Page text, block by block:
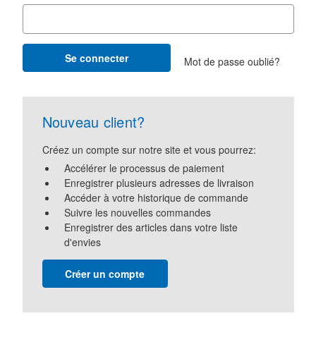
Mot de passe oublié?
Nouveau client?
Créez un compte sur notre site et vous pourrez:
Accélérer le processus de paiement
Enregistrer plusieurs adresses de livraison
Accéder à votre historique de commande
Suivre les nouvelles commandes
Enregistrer des articles dans votre liste
d'envies
Créer un compte